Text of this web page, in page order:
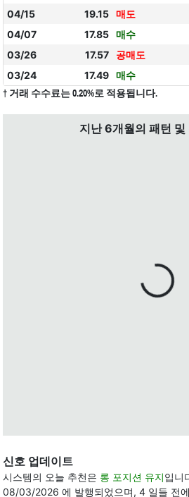
04/15
19.15 매도
04/07
17.85 매수
03/26
17.57 공매도
03/24
17.49 매수
† 거래 수수료는 0.20%로 적용됩니다.
지난 6개월의 패턴 및
신호 업데이트
시스템의 오늘 추천은 롱 포지션 유지입니
08/03/2026 에 발행되었으며, 4 일들 전